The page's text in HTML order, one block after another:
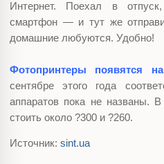
Интернет. Поехал в
смартфон — и тут же
домашние любуются. Удобно!
Фотопринтеры появятся
сентябре этого года
аппаратов пока не названы.
стоить около ?300 и ?260.
Источник: sint.ua